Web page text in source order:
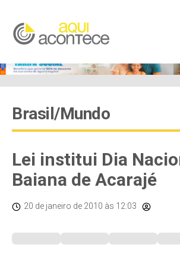
Brasil/Mundo
Lei institui Dia
Baiana de Acarajé
20 de janeiro de 2010 às 12:03